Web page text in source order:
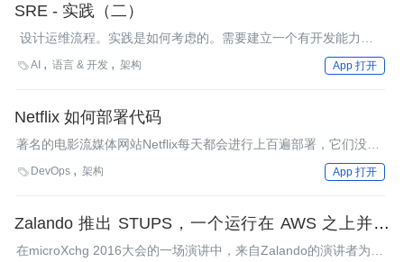
SRE - 实践（二）
设计运维流程。实践是如何考虑的。需要建立一个有开发能力的
运维团队，这个团队的多数精力都应该放在开发上，用开发的运维
AI 语言 & 开发 架构 App 打开
Netflix 如何部署代码
著名的电影流媒体网站Netflix每天都会进行上百遍部署，它们没有
使用Chef 或 Puppet，没有一个质量保证部门，也没有发布工程
师。为了实现自己的目标，Netflix构建了一个先进的内部PaaS（平
设施部分，同时部署也没有时间和次数上的限制。
 DevOps 架构 App 打开
Zalando 推出 STUPS，一个运行在 AWS 之上并符
合审计合规性的 PaaS
在microXchg 2016大会的一场演讲中，来自Zalando的演讲者为听